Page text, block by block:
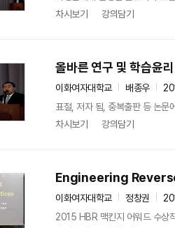
차시보기
강의담기
올바른 연구 및 학습윤
이화여자대학교 배종우
표절, 저자 됨, 중복출판 등 논문
차시보기
강의담기
Engineering
이화여자대학교 정창권
2015 HBR 맥킨지 어워드 수상